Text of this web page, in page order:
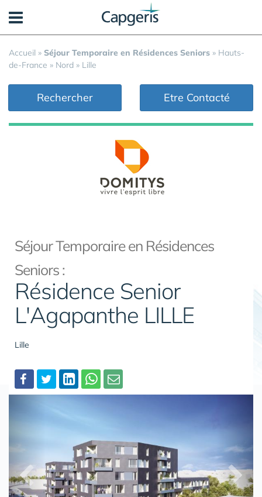
Accueil » Séjour Temporaire en Résidences Seniors » Hauts-
de-France » Nord » Lille
Rechercher Etre Contacté
Séjour Temporaire en Résidences
Seniors :
Résidence Senior
L'Agapanthe LILLE
Lille
Partager